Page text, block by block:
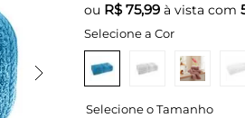
ou R$ 75,99à vista com
Selecione a Cor